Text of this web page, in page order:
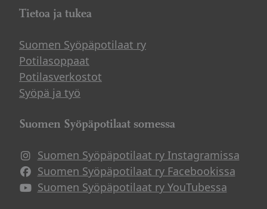
Tietoa ja tukea
Suomen Syöpäpotilaat ry
Potilasoppaat
Potilasverkostot
Syöpä ja työ
Suomen Syöpäpotilaat somessa
Suomen Syöpäpotilaat ry Instagramissa
Suomen Syöpäpotilaat ry Facebookissa
Suomen Syöpäpotilaat ry YouTubessa